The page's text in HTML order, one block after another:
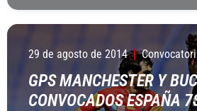
29 de agosto de 2014
GPS MANCHESTER Y
CONVOCADOS ESPAÑA